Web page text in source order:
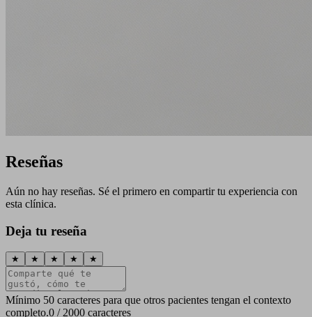
Reseñas
Aún no hay reseñas. Sé el primero en compartir tu experiencia con
esta clínica.
Deja tu reseña
★ ★ ★ ★ ★
Mínimo 50 caracteres para que otros pacientes tengan el contexto
completo.0 / 2000 caracteres